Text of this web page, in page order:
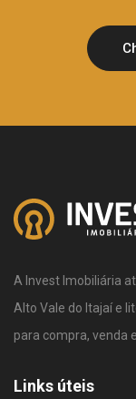
A Invest Imobiliária
Alto Vale do Itajaí e
para compra, venda
Links úteis